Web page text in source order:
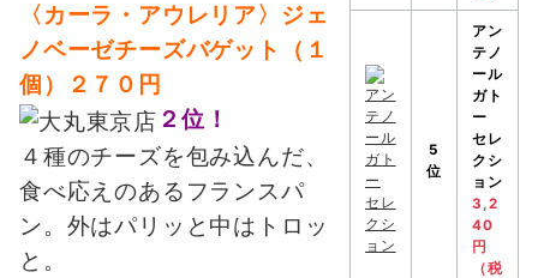
〈カーラ・アウレリア〉ジェ
ノベーゼチーズバゲット（１
個）２７０円
２位！
４種のチーズを包み込んだ、
食べ応えのあるフランスパ
ン。外はパリッと中はトロッ
と。
5
位
アン
テノ
ール
ガト
ー
セレ
クシ
ョン
3,2
40
円
（税